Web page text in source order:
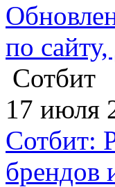
по
Сотбит
17 июля
Сотбит:
брендов